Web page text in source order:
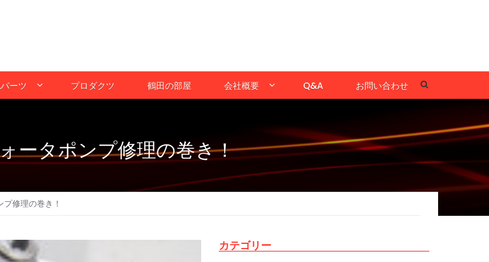
ーツ プロダクツ 鶴田の部屋 会社概要 Q&A お問い合わせ
ータポンプ修理の巻き！
修理の巻き！
カテゴリー